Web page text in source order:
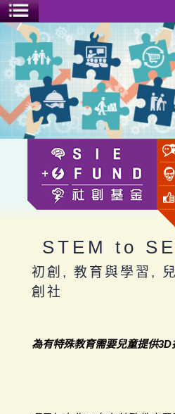
選單開關
STEM to SEN
STEM to
初創, 教育與學習,
創社
為有特殊教育需要兒童提供3D